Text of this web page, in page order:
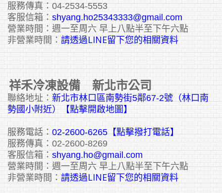
服務傳真：04-2534-5553
客服信箱： shyang.ho25343333@gmail.com
營業時間：週一至周六 早上八點半至下午六點
非營業時間： 請透過LINE留下您的相關資料
祥禾冷凍設備 新北市公司
聯絡地址： 新北市林口區南勢街5鄰67-2號（林口南
勢國小附近）【點擊開啟地圖】
服務電話： 02-2600-6265 【點擊撥打電話】
服務傳真：02-2600-8269
客服信箱： shyang.ho@gmail.com
營業時間：週一至周六 早上八點半至下午六點
非營業時間： 請透過LINE留下您的相關資料